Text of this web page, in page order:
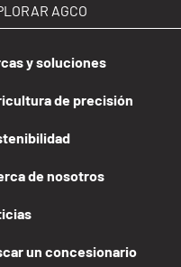
AGCO
y soluciones
de precisión
de nosotros
un concesionario